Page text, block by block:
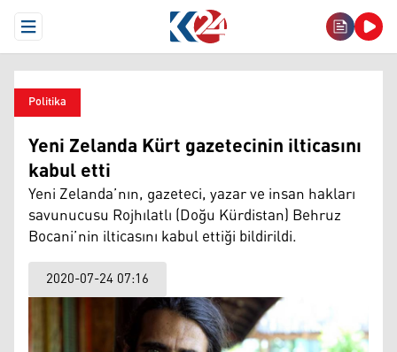
Open Menu
Politika
Yeni Zelanda Kürt gazetecinin ilticasını
kabul etti
Yeni Zelanda’nın, gazeteci, yazar ve insan hakları
savunucusu Rojhılatlı (Doğu Kürdistan) Behruz
Bocani’nin ilticasını kabul ettiği bildirildi.
2020-07-24 07:16